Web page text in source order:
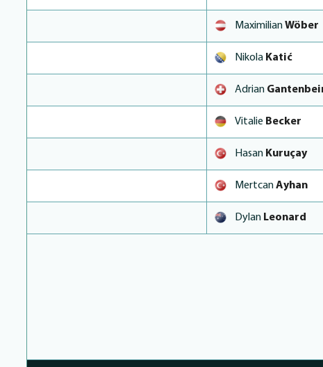
MaximilianWöber
Nikola Katić
Adrian
Vitalie Becker
Hasan Kuruçay
MertcanAyhan
Dylan Leonard